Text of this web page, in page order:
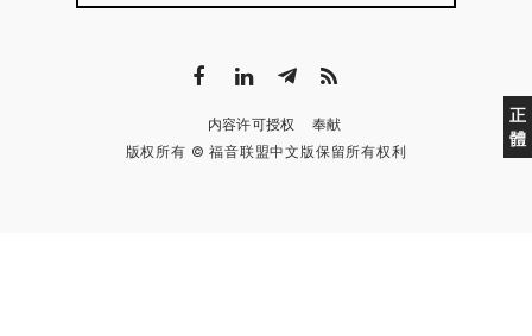
正
體
内容许可授权
奉献
版权所有 © 福音联盟中文版保留所有权利